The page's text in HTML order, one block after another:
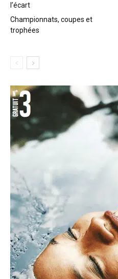
l’écart
Championnats, coupes et
trophées